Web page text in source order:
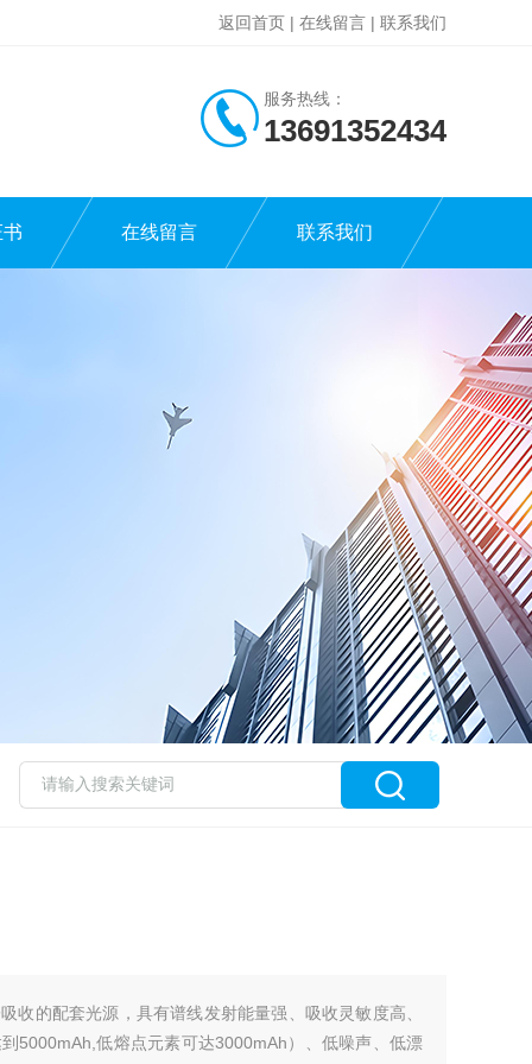
返回首页 | 在线留言 | 联系我们
服务热线：
13691352434
在线留言 联系我们
收的配套光源，具有谱线发射能量强、吸收灵敏度高、
5000mAh,低熔点元素可达3000mAh）、低噪声、低漂